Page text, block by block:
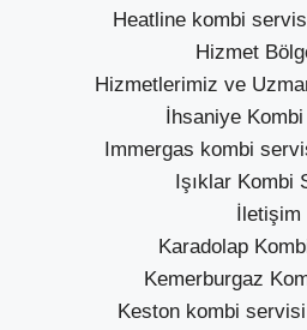
Heatline kombi
Hizmet
Hizmetlerimiz ve
İhsaniye
Immergas kombi
Işıklar Kombi
İletişim
Karadolap
Kemerburgaz
Keston kombi